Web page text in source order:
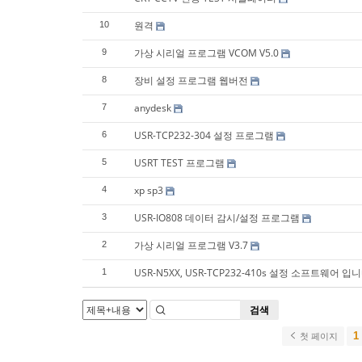
10 원격
9 가상 시리얼 프로그램 VCOM V5.0
8 장비 설정 프로그램 웹버전
7 anydesk
6 USR-TCP232-304 설정 프로그램
5 USRT TEST 프로그램
4 xp sp3
3 USR-IO808 데이터 감시/설정 프로그램
2 가상 시리얼 프로그램 V3.7
1 USR-N5XX, USR-TCP232-410s 설정 소프트웨어 입
검색
첫 페이지 1